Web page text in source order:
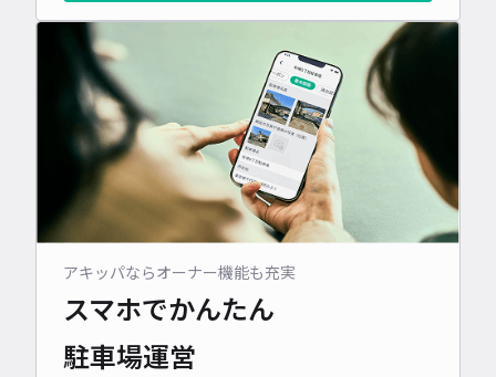
アキッパならオーナー機能も充実
スマホでかんたん
駐車場運営